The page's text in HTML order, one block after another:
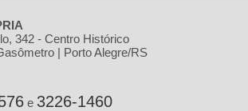
342 - Centro Histórico
| Porto Alegre/RS
e 3226-1460